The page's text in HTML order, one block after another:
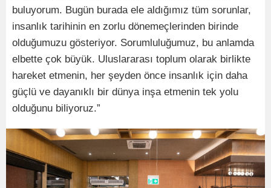
buluyorum. Bugün burada ele aldığımız tüm sorunlar,
insanlık tarihinin en zorlu dönemeçlerinden birinde
olduğumuzu gösteriyor. Sorumluluğumuz, bu anlamda
elbette çok büyük. Uluslararası toplum olarak birlikte
hareket etmenin, her şeyden önce insanlık için daha
güçlü ve dayanıklı bir dünya inşa etmenin tek yolu
olduğunu biliyoruz.”